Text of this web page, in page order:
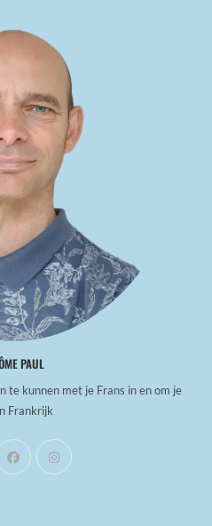
PAUL
te kunnen met je Frans in en om je
Frankrijk